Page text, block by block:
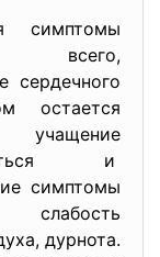
всего,
сердечного
остается
и
симптомы
дурнота.